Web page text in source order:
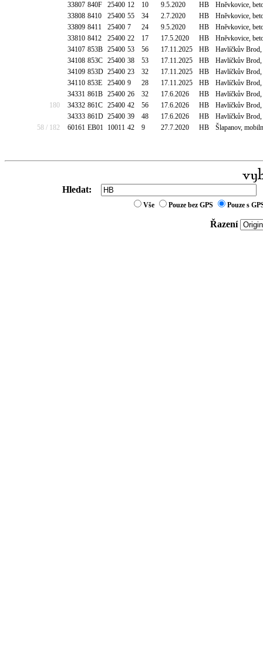
33807 840F 25400 12 10 9.5.2020 HB
Hněvkovice,
33808 8410 25400 55 34 2.7.2020 HB
Hněvkovice,
33809 8411 25400 7 24 9.5.2020 HB
Hněvkovice,
33810 8412 25400 22 17 17.5.2020 HB
Hněvkovice,
34107 853B 25400 53 56 17.11.2025 HB
Havlíčkův Brod,
34108 853C 25400 38 53 17.11.2025 HB
Havlíčkův Brod,
34109 853D 25400 23 32 17.11.2025 HB
Havlíčkův Brod,
34110 853E 25400 9 28 17.11.2025 HB
Havlíčkův Brod,
34331 861B 25400 26 32 17.6.2026 HB
Havlíčkův Brod,
180
34332 861C 25400 42 56 17.6.2026 HB
Havlíčkův Brod,
34333 861D 25400 39 48 17.6.2026 HB
Havlíčkův Brod,
58 / 182
60161 EB01 10011 42 9 27.7.2020 HB Šlapanov,
Hledat:
Vše Pouze bez GPS Pouze s
Řazení